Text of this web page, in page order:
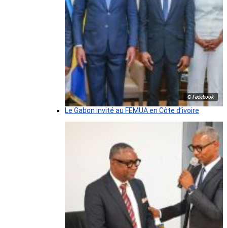
© Facebook
Le Gabon invité au FEMUA en Côte d’ivoire